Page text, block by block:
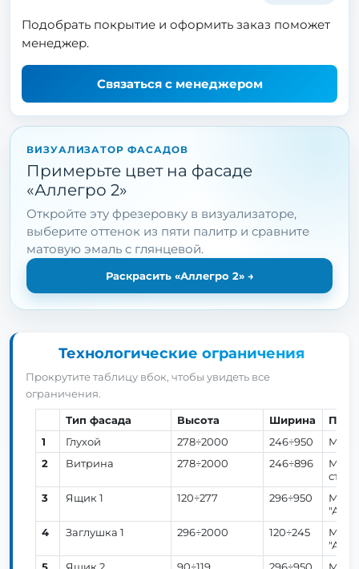
Подобрать покрытие и оформить заказ поможет
менеджер.
Связаться с менеджером
ВИЗУАЛИЗАТОР ФАСАДОВ
Примерьте цвет на фасаде
«Аллегро 2»
Откройте эту фрезеровку в визуализаторе,
выберите оттенок из пяти палитр и сравните
матовую эмаль с глянцевой.
Раскрасить «Аллегро 2» →
Технологические ограничения
Прокрутите таблицу вбок, чтобы увидеть все
ограничения.
Тип фасада Высота Ширина
1
Глухой 278÷2000 246÷950
МДФ:
2
Витрина 278÷2000 246÷896
МДФ:
3
Ящик 1 120÷277 296÷950
МДФ:
4
Заглушка 1 296÷2000 120÷245
МДФ: